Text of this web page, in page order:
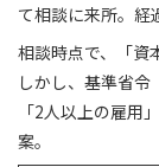
て相談に来所。経
相談時点で、「資
しかし、基準省
「2人以上の雇用
案。